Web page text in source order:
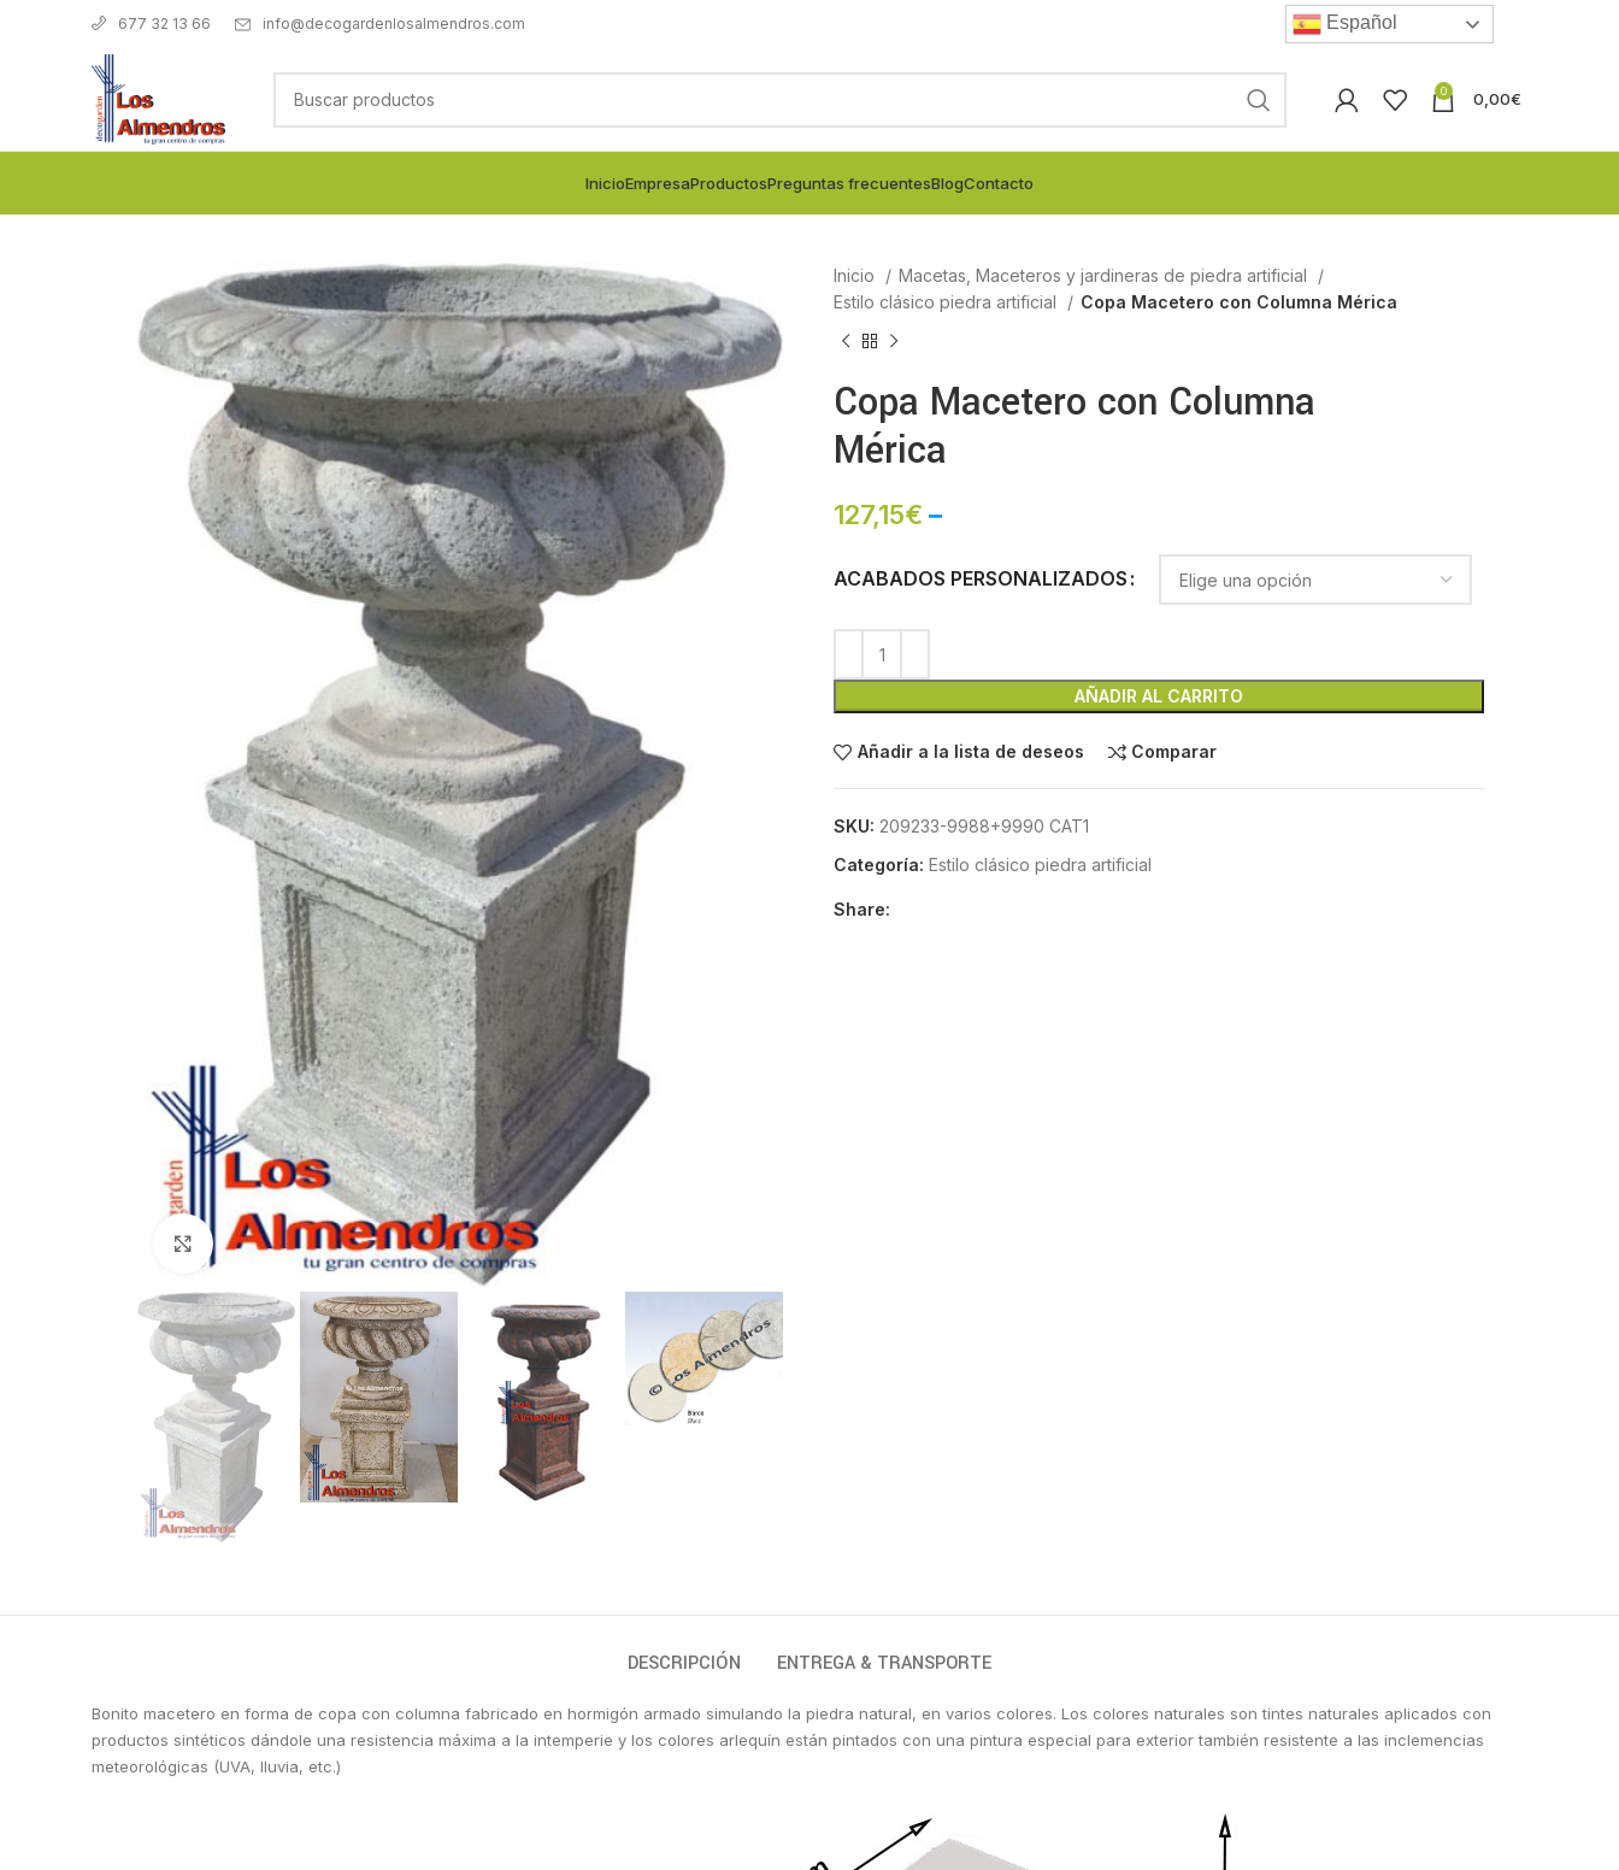
677 32 13 66 info@decogardenlosalmendros.com Español
0 0,00€
InicioEmpresaProductosPreguntas frecuentesBlogContacto
Clic para ampliar
Inicio
Macetas, Maceteros y jardineras de piedra artificial
Estilo clásico piedra artificial
Copa Macetero con Columna Mérica
Copa Macetero con Columna
Mérica
127,15€ –
ACABADOS PERSONALIZADOS
AÑADIR AL CARRITO
Añadir a la lista de deseos Comparar
SKU: 209233-9988+9990 CAT1
Categoría: Estilo clásico piedra artificial
Share:
DESCRIPCIÓN ENTREGA & TRANSPORTE
Bonito macetero en forma de copa con columna fabricado en hormigón armado simulando la piedra natural, en varios colores. Los colores naturales son tintes naturales aplicados con
productos sintéticos dándole una resistencia máxima a la intemperie y los colores arlequín están pintados con una pintura especial para exterior también resistente a las inclemencias
meteorológicas (UVA, lluvia, etc.)